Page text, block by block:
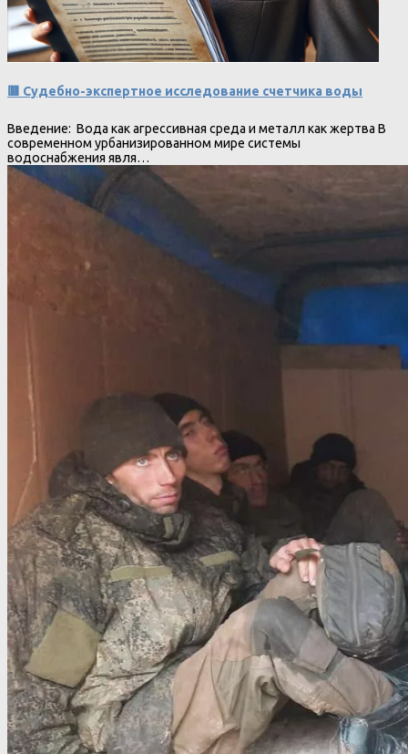
🟥 Судебно-экспертное исследование счетчика воды
Введение: Вода как агрессивная среда и металл как жертва В
современном урбанизированном мире системы
водоснабжения явля…